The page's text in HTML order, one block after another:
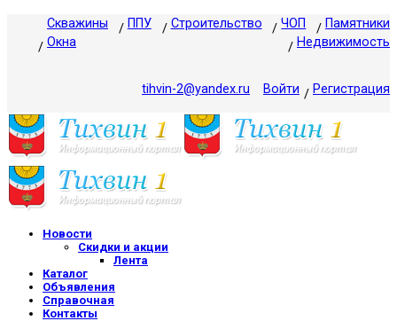
Скважины ППУ Строительство ЧОП
Памятники
Окна
Недвижимость
tihvin-2@yandex.ru Войти Регистрация
Новости
Скидки и акции
Лента
Каталог
Объявления
Справочная
Контакты